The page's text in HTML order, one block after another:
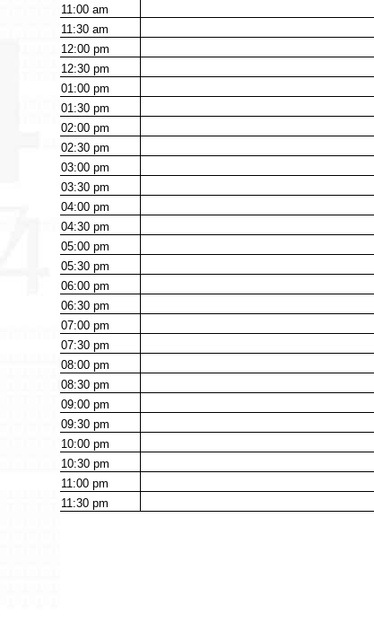
11:00am
11:30am
12:00pm
12:30pm
01:00pm
01:30pm
02:00pm
02:30pm
03:00pm
03:30pm
04:00pm
04:30pm
05:00pm
05:30pm
06:00pm
06:30pm
07:00pm
07:30pm
08:00pm
08:30pm
09:00pm
09:30pm
10:00pm
10:30pm
11:00pm
11:30pm